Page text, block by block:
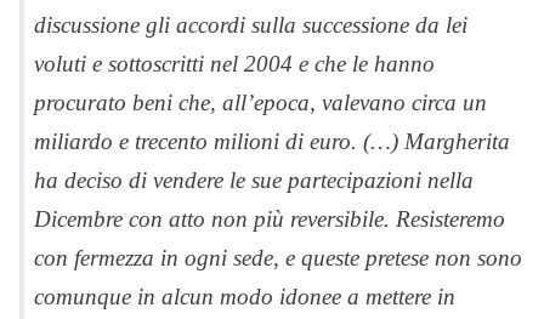
discussione gli accordi sulla successione da lei
voluti e sottoscritti nel 2004 e che le hanno
procurato beni che, all’epoca, valevano circa un
miliardo e trecento milioni di euro. (…) Margherita
ha deciso di vendere le sue partecipazioni nella
Dicembre con atto non più reversibile. Resisteremo
con fermezza in ogni sede, e queste pretese non sono
comunque in alcun modo idonee a mettere in